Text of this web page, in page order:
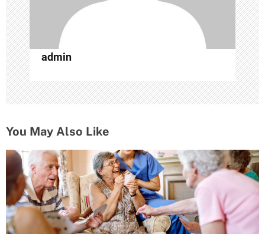
п
и
с
я
м
admin
You May Also Like